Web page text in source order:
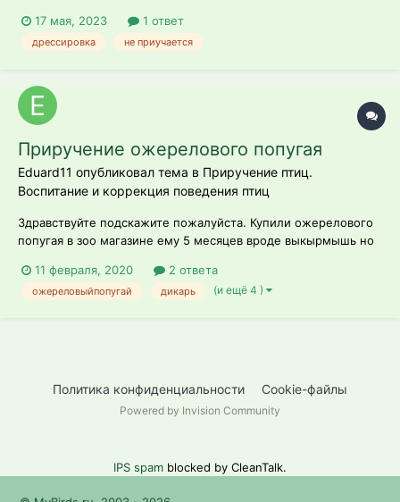
с кормом, больше не садится. Любит есть травку, даю ему с
руки- подходит, когда отодвигаю руку, чтобы он сел на палец
17 мая, 2023 1 ответ
дрессировка не приучается
Приручение ожерелового попугая
Eduard11 опубликовал тема в Приручение птиц.
Воспитание и коррекция поведения птиц
Здравствуйте подскажите пожалуйста. Купили ожерелового
попугая в зоо магазине ему 5 месяцев вроде выкырмышь но
шарахается. Уже пару раз выпускали на воле ведёт себя
хорошо очень любопытный уже весь дом обследовал за 2
11 февраля, 2020 2 ответа
ожереловыйпопугай дикарь (и ещё 4 )
Политика конфиденциальности Cookie-файлы
Powered by Invision Community
IPS spam blocked by CleanTalk.